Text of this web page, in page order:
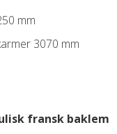
mm
3070 mm
fransk baklem